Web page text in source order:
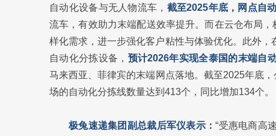
自动化设备与无人物流车， 截至2025年底，网点自
流车，有效助力末端配送效率提升。而在云仓布局，
样化需求，进一步强化客户粘性与体验优化。此外
自动化分拣设备， 预计2026年实现全泰国的末端自
马来西亚、菲律宾的末端网点落地。截至2025年底，
场的自动化分拣线数量达到413个，同比增加134个。
极兔速递集团副总裁后军仪表示：“受惠电商高